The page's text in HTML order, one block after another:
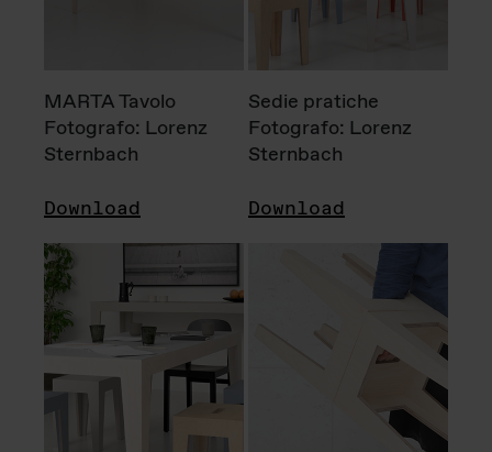
MARTA Tavolo
Fotografo: Lorenz
Sternbach
Download
Sedie pratiche
Fotografo: Lorenz
Sternbach
Download